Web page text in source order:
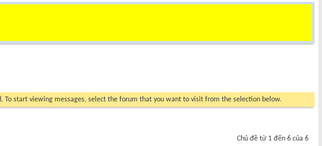
To start viewing messages, select the forum that you want to visit from the selection below.
Chủ đề từ 1 đến 6 của 6